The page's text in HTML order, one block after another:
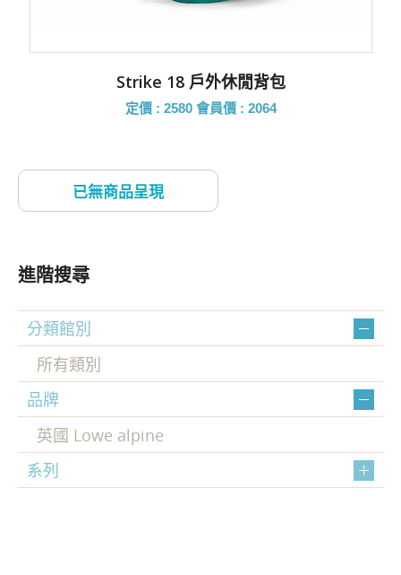
Strike 18 戶外休閒背包
定價 : 2580 會員價 : 2064
進階搜尋
分類館別
所有類別
品牌
英國 Lowe alpine
系列